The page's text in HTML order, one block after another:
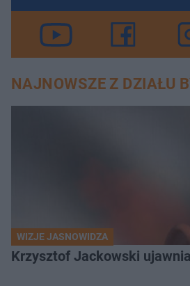
NAJNOWSZE Z DZIAŁU
WIZJE JASNOWIDZA
Krzysztof Jackowski